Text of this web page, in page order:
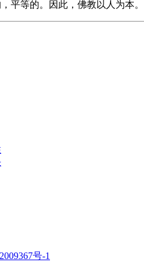
平等的。因此，佛教以人为本。
号-1